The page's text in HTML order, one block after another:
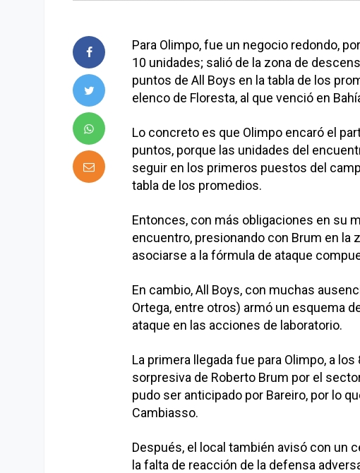
Para Olimpo, fue un negocio redondo,
10 unidades; salió de la zona de
puntos de All Boys en la tabla de los
elenco de Floresta, al que venció en
Lo concreto es que Olimpo encaró el
puntos, porque las unidades del
seguir en los primeros puestos del
tabla de los promedios.
Entonces, con más obligaciones en su
encuentro, presionando con Brum en la
asociarse a la fórmula de ataque
En cambio, All Boys, con muchas
Ortega, entre otros) armó un esquema
ataque en las acciones de laboratorio.
La primera llegada fue para Olimpo, a
sorpresiva de Roberto Brum por el
pudo ser anticipado por Bareiro, por lo
Cambiasso.
Después, el local también avisó con un
la falta de reacción de la defensa